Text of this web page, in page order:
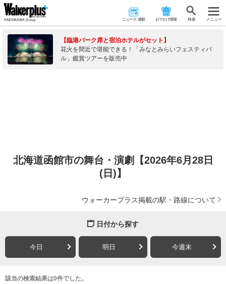
ニュース･連載 おでかけ情報 検 索 メニュー
【臨港パーク席と宿泊ホテルがセット】
花火を間近で堪能できる！「みなとみらいフェスティバ
ル」鑑賞ツアーを販売中
北海道函館市の舞台・演劇【2026年6月28日
(日)】
ウォーカープラス掲載の駅・路線について
日付から探す
今日 明日 今週末
該当の検索結果は0件でした。